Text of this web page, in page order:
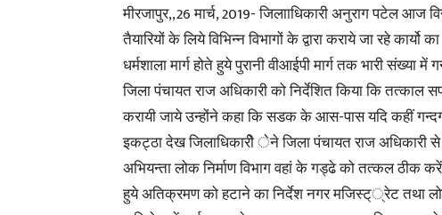
मीरजापुर,,26 मार्च, 2019- जिलााधिकारी अनुराग पटेल
तैयारियों के लिये विभिन्न विभागों के द्वारा कराये जा रहे
धर्मशाला मार्ग होते हुये पुरानी वीआईपी मार्ग तक भारी
जिला पंचायत राज अधिकारी को निर्देशित किया कि तत्काल
करायी जाये उन्होंने कहा कि सडक के आस-पास यदि कहीं
इकट्ठा देख जिलाधिकारीे ेने जिला पंचायत राज अधिकारी
अभियन्ता लोक निर्माण विभाग वहां के गड्ढे को तत्कल ठीक
हुये अतिक्रमण को हटाने का निर्देश नगर मजिस्ट््रेट तथा